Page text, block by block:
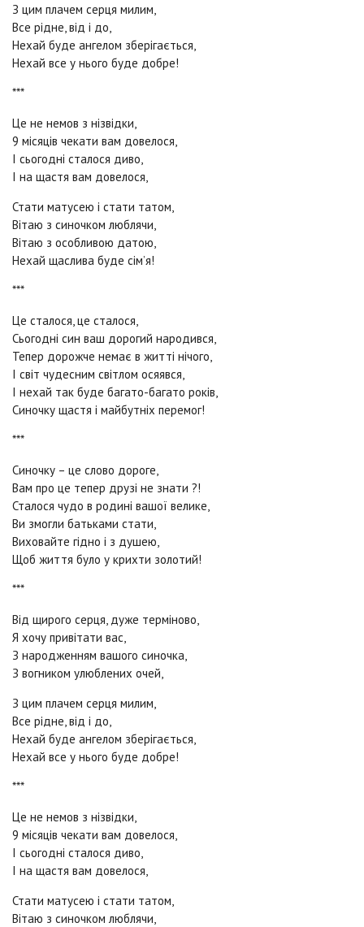
З цим плачем серця милим,
Все рідне, від і до,
Нехай буде ангелом зберігається,
Нехай все у нього буде добре!
***
Це не немов з нізвідки,
9 місяців чекати вам довелося,
І сьогодні сталося диво,
І на щастя вам довелося,
Стати матусею і стати татом,
Вітаю з синочком люблячи,
Вітаю з особливою датою,
Нехай щаслива буде сім’я!
***
Це сталося, це сталося,
Сьогодні син ваш дорогий народився,
Тепер дорожче немає в житті нічого,
І світ чудесним світлом осяявся,
І нехай так буде багато-багато років,
Синочку щастя і майбутніх перемог!
***
Синочку – це слово дороге,
Вам про це тепер друзі не знати ?!
Сталося чудо в родині вашої велике,
Ви змогли батьками стати,
Виховайте гідно і з душею,
Щоб життя було у крихти золотий!
***
Від щирого серця, дуже терміново,
Я хочу привітати вас,
З народженням вашого синочка,
З вогником улюблених очей,
З цим плачем серця милим,
Все рідне, від і до,
Нехай буде ангелом зберігається,
Нехай все у нього буде добре!
***
Це не немов з нізвідки,
9 місяців чекати вам довелося,
І сьогодні сталося диво,
І на щастя вам довелося,
Стати матусею і стати татом,
Вітаю з синочком люблячи,